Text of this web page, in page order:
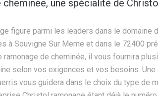
cheminée, une spécialité de
figure parmi les leaders dans le domaine
à Souvigne Sur Meme et dans le 72400
de cheminée, il vous fournira
selon vos exigences et vos besoins. Une
vous guidera dans le choix du type de